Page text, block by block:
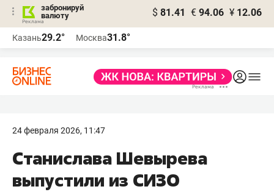
забронируй
валюту
$ 81.41 € 94.06 ¥ 12.06
Казань29.2° Москва31.8°
24 февраля 2026, 11:47
Станислава Шевырева
выпустили из СИЗО